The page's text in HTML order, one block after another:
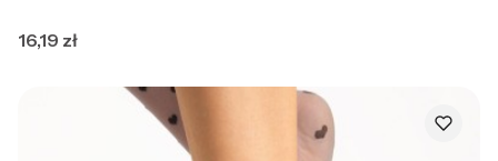
Cena
16,19 zł